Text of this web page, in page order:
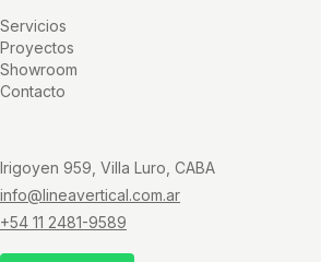
Servicios
Proyectos
Showroom
Contacto
Irigoyen 959, Villa Luro, CABA
info@lineavertical.com.ar
+54 11 2481-9589